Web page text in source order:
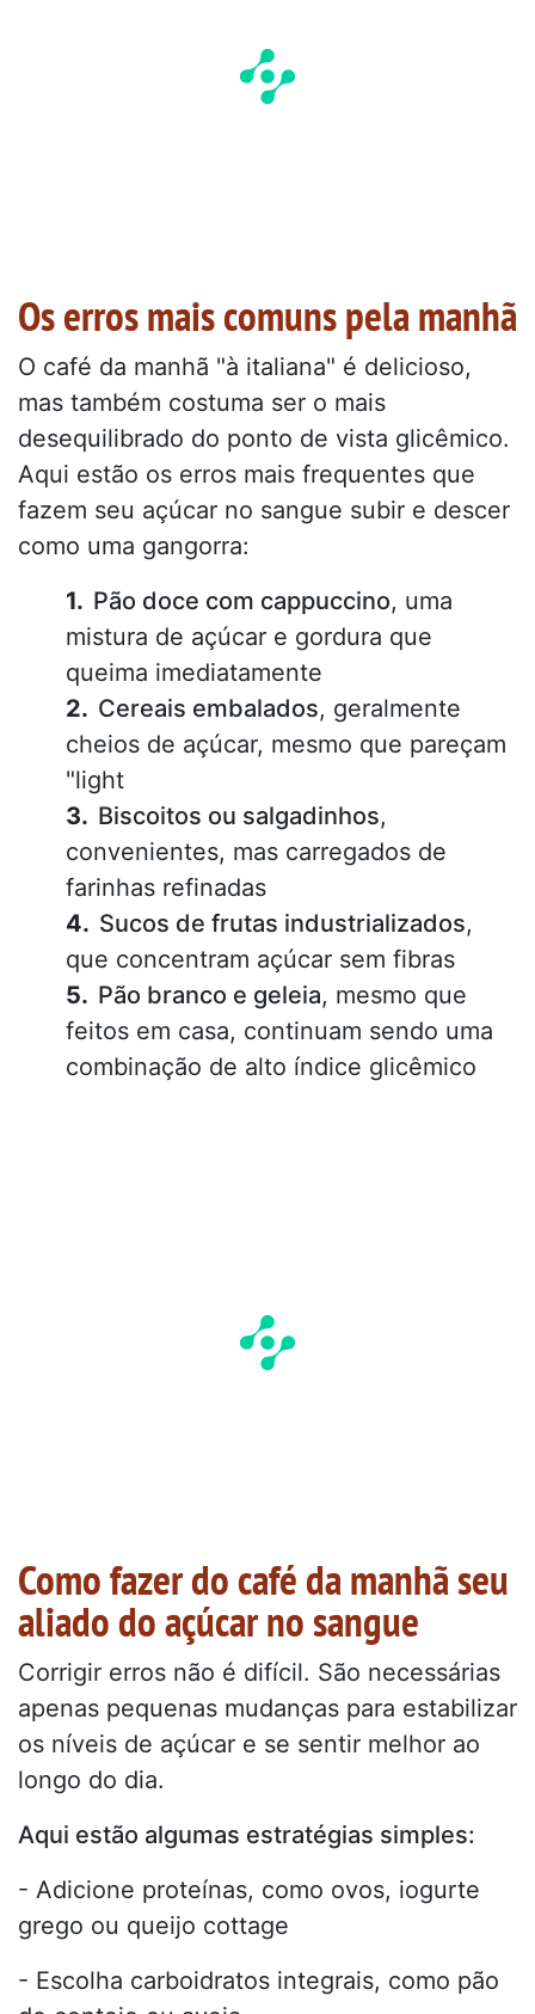
Os erros mais comuns pela manhã
O café da manhã "à italiana" é delicioso,
mas também costuma ser o mais
desequilibrado do ponto de vista glicêmico.
Aqui estão os erros mais frequentes que
fazem seu açúcar no sangue subir e descer
como uma gangorra:
Pão doce com cappuccino, uma
mistura de açúcar e gordura que
queima imediatamente
Cereais embalados, geralmente
cheios de açúcar, mesmo que pareçam
"light
Biscoitos ou salgadinhos,
convenientes, mas carregados de
farinhas refinadas
Sucos de frutas industrializados,
que concentram açúcar sem fibras
Pão branco e geleia, mesmo que
feitos em casa, continuam sendo uma
combinação de alto índice glicêmico
Como fazer do café da manhã seu
aliado do açúcar no sangue
Corrigir erros não é difícil. São necessárias
apenas pequenas mudanças para estabilizar
os níveis de açúcar e se sentir melhor ao
longo do dia.
Aqui estão algumas estratégias simples:
- Adicione proteínas, como ovos, iogurte
grego ou queijo cottage
- Escolha carboidratos integrais, como pão